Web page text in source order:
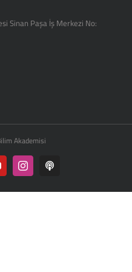
Sinan Paşa İş Merkezi No:
Akademisi
InstagramPodcast